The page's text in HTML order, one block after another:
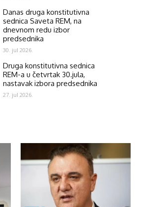
Danas druga konstitutivna
sednica Saveta REM, na
dnevnom redu izbor
predsednika
30. jul 2026.
Druga konstitutivna sednica
REM-a u četvrtak 30.jula,
nastavak izbora predsednika
27. jul 2026.